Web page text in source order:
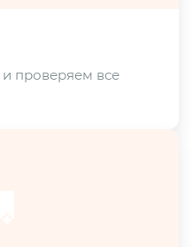
проверяем все